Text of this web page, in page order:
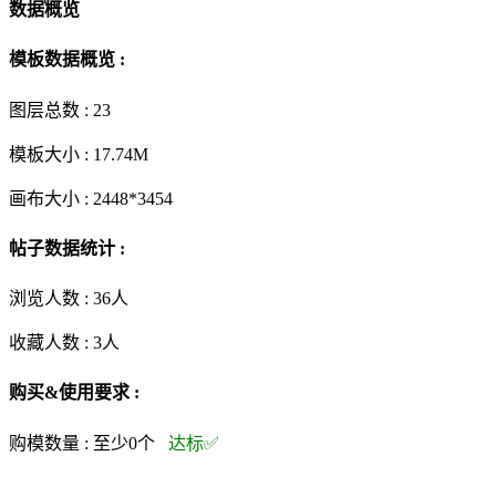
数据概览
模板数据概览 :
图层总数 : 23
模板大小 : 17.74M
画布大小 : 2448*3454
帖子数据统计 :
浏览人数 : 36人
收藏人数 : 3人
购买&使用要求 :
购模数量 : 至少0个 达标✅